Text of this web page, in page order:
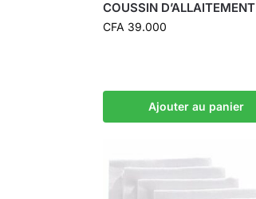
COUSSIN D’ALLAITEMENT
CFA 39.000
Ajouter au panier